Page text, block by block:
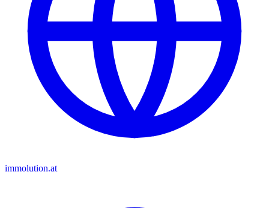
immolution.at